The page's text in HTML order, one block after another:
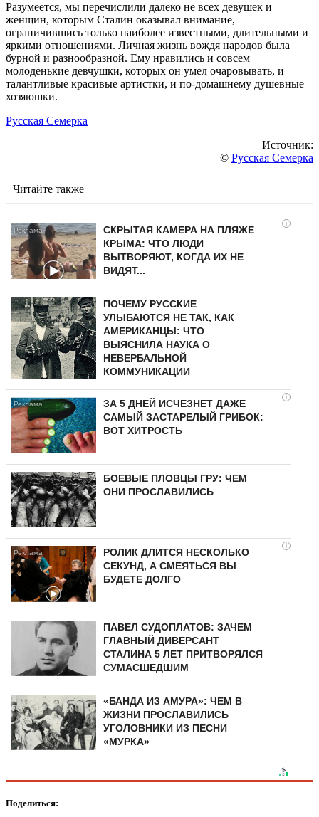
Разумеется, мы перечислили далеко не всех девушек и
женщин, которым Сталин оказывал внимание,
ограничившись только наиболее известными, длительными и
яркими отношениями. Личная жизнь вождя народов была
бурной и разнообразной. Ему нравились и совсем
молоденькие девчушки, которых он умел очаровывать, и
талантливые красивые артистки, и по-домашнему душевные
хозяюшки.
Русская Семерка
Источник:
© Русская Семерка
Читайте также
i
СКРЫТАЯ КАМЕРА НА ПЛЯЖЕ
КРЫМА: ЧТО ЛЮДИ
ВЫТВОРЯЮТ, КОГДА ИХ НЕ
ВИДЯТ...
ПОЧЕМУ РУССКИЕ
УЛЫБАЮТСЯ НЕ ТАК, КАК
АМЕРИКАНЦЫ: ЧТО
ВЫЯСНИЛА НАУКА О
НЕВЕРБАЛЬНОЙ
КОММУНИКАЦИИ
i
ЗА 5 ДНЕЙ ИСЧЕЗНЕТ ДАЖЕ
САМЫЙ ЗАСТАРЕЛЫЙ ГРИБОК:
ВОТ ХИТРОСТЬ
БОЕВЫЕ ПЛОВЦЫ ГРУ: ЧЕМ
ОНИ ПРОСЛАВИЛИСЬ
i
РОЛИК ДЛИТСЯ НЕСКОЛЬКО
СЕКУНД, А СМЕЯТЬСЯ ВЫ
БУДЕТЕ ДОЛГО
ПАВЕЛ СУДОПЛАТОВ: ЗАЧЕМ
ГЛАВНЫЙ ДИВЕРСАНТ
СТАЛИНА 5 ЛЕТ ПРИТВОРЯЛСЯ
СУМАСШЕДШИМ
«БАНДА ИЗ АМУРА»: ЧЕМ В
ЖИЗНИ ПРОСЛАВИЛИСЬ
УГОЛОВНИКИ ИЗ ПЕСНИ
«МУРКА»
Поделиться: